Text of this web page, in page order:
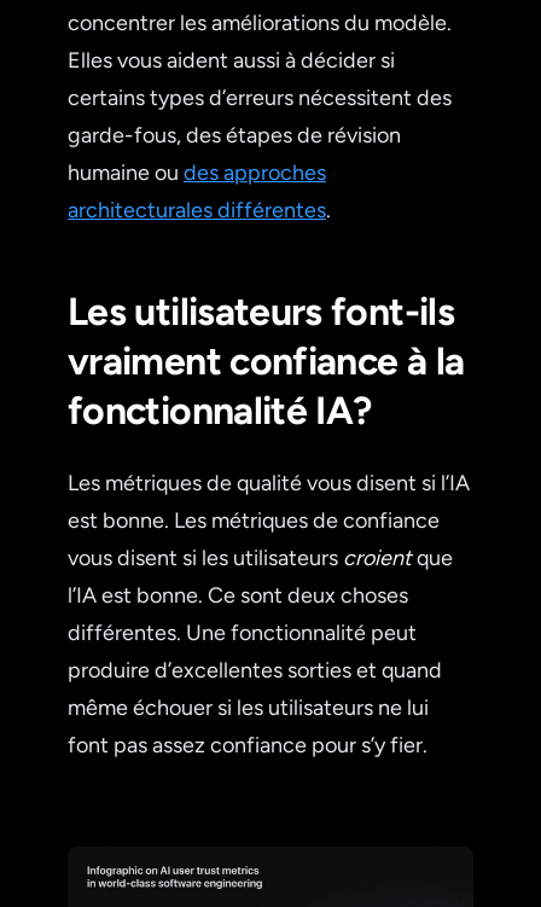
concentrer les améliorations du modèle.
Elles vous aident aussi à décider si
certains types d’erreurs nécessitent des
garde-fous, des étapes de révision
humaine ou des approches
architecturales différentes.
Les utilisateurs font-ils
vraiment confiance à la
fonctionnalité IA?
Les métriques de qualité vous disent si l’IA
est bonne. Les métriques de confiance
vous disent si les utilisateurs croientque
l’IA est bonne. Ce sont deux choses
différentes. Une fonctionnalité peut
produire d’excellentes sorties et quand
même échouer si les utilisateurs ne lui
font pas assez confiance pour s’y fier.